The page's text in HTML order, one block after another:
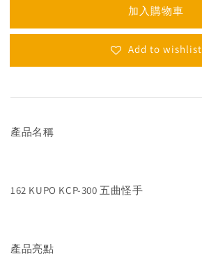
加入購物車
Add to wishlist
產品名稱
162 KUPO KCP-300 五曲怪手
產品亮點